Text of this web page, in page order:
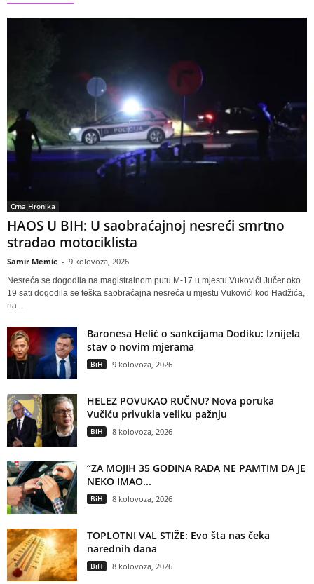
Crna Hronika
HAOS U BIH: U saobraćajnoj nesreći smrtno
stradao motociklista
Samir Memic - 9 kolovoza, 2026
Nesreća se dogodila na magistralnom putu M-17 u mjestu Vukovići Jučer oko
19 sati dogodila se teška saobraćajna nesreća u mjestu Vukovići kod Hadžića,
na...
Baronesa Helić o sankcijama Dodiku: Iznijela
stav o novim mjerama
BiH 9 kolovoza, 2026
HELEZ POVUKAO RUČNU? Nova poruka
Vučiću privukla veliku pažnju
BiH 8 kolovoza, 2026
“ZA MOJIH 35 GODINA RADA NE PAMTIM DA JE
NEKO IMAO...
BiH 8 kolovoza, 2026
TOPLOTNI VAL STIŽE: Evo šta nas čeka
narednih dana
BiH 8 kolovoza, 2026